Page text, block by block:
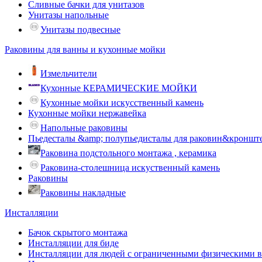
Сливные бачки для унитазов
Унитазы напольные
Унитазы подвесные
Раковины для ванны и кухонные мойки
Измельчители
Кухонные КЕРАМИЧЕСКИЕ МОЙКИ
Кухонные мойки искусственный камень
Кухонные мойки нержавейка
Напольные раковины
Пьедесталы &amp; полупьедисталы для
Раковина подстольного монтажа , керамика
Раковина-столешница искуственный камень
Раковины
Раковины накладные
Инсталляции
Бачок скрытого монтажа
Инсталляции для биде
Инсталляции для людей с ограниченными физическими